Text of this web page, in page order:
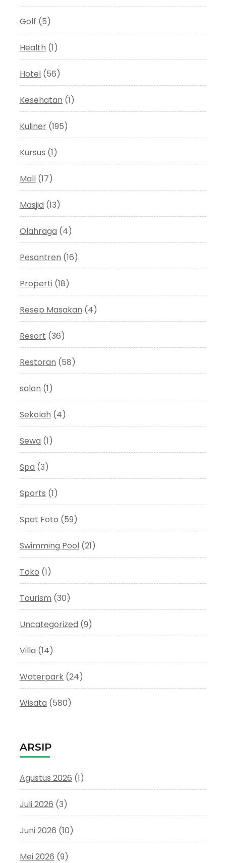
Golf (5)
Health (1)
Hotel (56)
Kesehatan (1)
Kuliner (195)
Kursus (1)
Mall (17)
Masjid (13)
Olahraga (4)
Pesantren (16)
Properti (18)
Resep Masakan (4)
Resort (36)
Restoran (58)
salon (1)
Sekolah (4)
Sewa (1)
Spa (3)
Sports (1)
Spot Foto (59)
Swimming Pool (21)
Toko (1)
Tourism (30)
Uncategorized (9)
Villa (14)
Waterpark (24)
Wisata (580)
ARSIP
Agustus 2026 (1)
Juli 2026 (3)
Juni 2026 (10)
Mei 2026 (9)